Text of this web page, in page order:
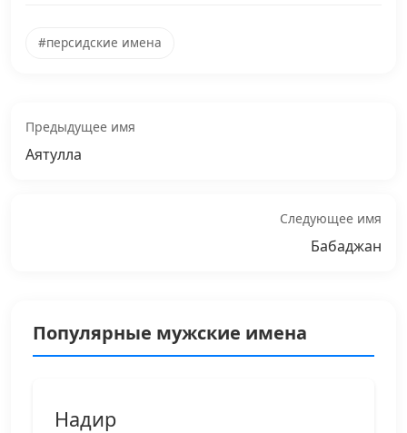
#персидские имена
Предыдущее имя
Аятулла
Следующее имя
Бабаджан
Популярные мужские имена
Надир